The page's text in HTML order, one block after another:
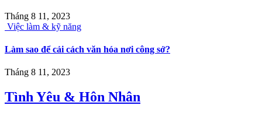
Tháng 8 11, 2023
Việc làm & kỹ năng
Làm sao để cải cách văn hóa nơi công sở?
Tháng 8 11, 2023
Tình Yêu & Hôn Nhân